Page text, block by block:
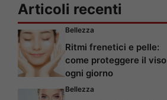
Articoli recenti
Bellezza
Ritmi frenetici e pelle:
come proteggere il viso
ogni giorno
Bellezza